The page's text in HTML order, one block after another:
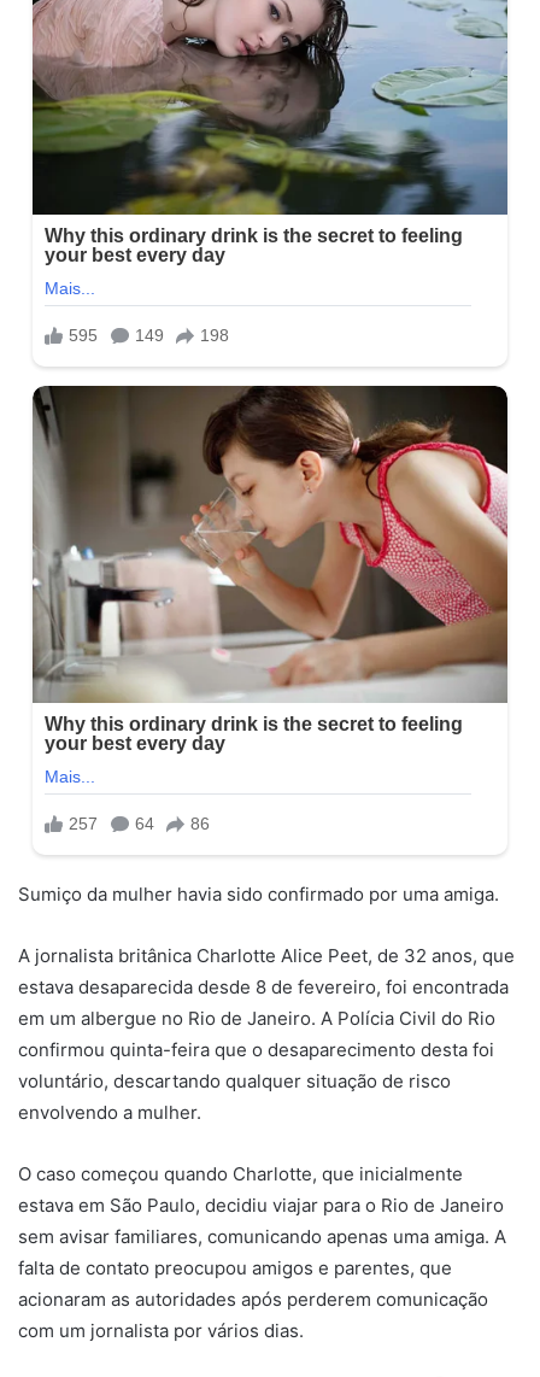
Sumiço da mulher havia sido confirmado por uma amiga.
A jornalista britânica Charlotte Alice Peet, de 32 anos, que
estava desaparecida desde 8 de fevereiro, foi encontrada
em um albergue no Rio de Janeiro. A Polícia Civil do Rio
confirmou quinta-feira que o desaparecimento desta foi
voluntário, descartando qualquer situação de risco
envolvendo a mulher.
O caso começou quando Charlotte, que inicialmente
estava em São Paulo, decidiu viajar para o Rio de Janeiro
sem avisar familiares, comunicando apenas uma amiga. A
falta de contato preocupou amigos e parentes, que
acionaram as autoridades após perderem comunicação
com um jornalista por vários dias.